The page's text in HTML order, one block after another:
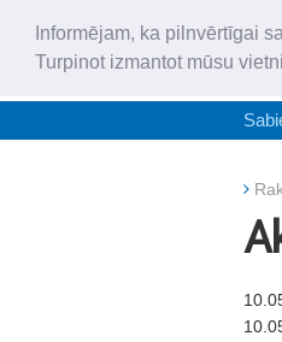
Informējam, ka pilnvērtīgai
Turpinot izmantot mūsu